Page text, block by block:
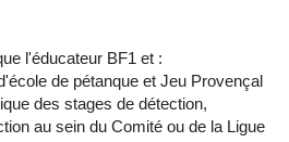
l'éducateur BF1 et :
de pétanque et Jeu Provençal
des stages de détection,
au sein du Comité ou de la Ligue